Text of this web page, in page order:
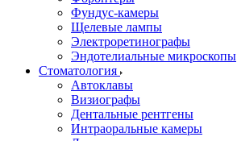
Фундус-камеры
Щелевые лампы
Электроретинографы
Эндотелиальные микроскопы
Стоматология
Автоклавы
Визиографы
Дентальные рентгены
Интраоральные камеры